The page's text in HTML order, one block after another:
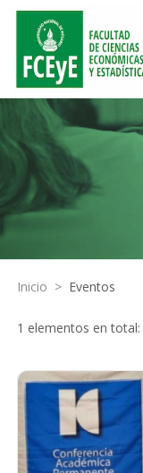
Inicio > Eventos
1 elementos en total: